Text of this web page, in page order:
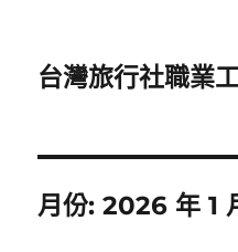
台灣旅行社職業
月份:2026 年 1